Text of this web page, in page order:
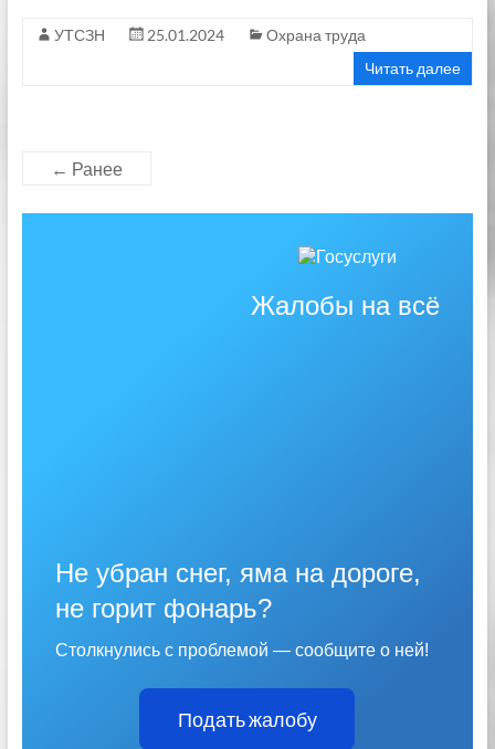
УТСЗН 25.01.2024
Охрана труда
Читать далее
← Ранее
Жалобы на всё
Не убран снег, яма на дороге,
не горит фонарь?
Столкнулись с проблемой — сообщите о ней!
Подать жалобу